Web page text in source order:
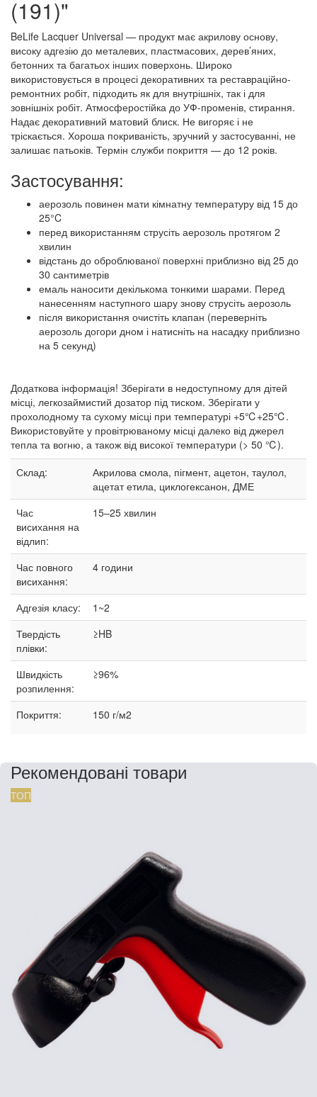
(191)"
BeLife Lacquer Universal — продукт має акрилову основу,
високу адгезію до металевих, пластмасових, дерев’яних,
бетонних та багатьох інших поверхонь. Широко
використовується в процесі декоративних та реставраційно-
ремонтних робіт, підходить як для внутрішніх, так і для
зовнішніх робіт. Атмосферостійка до УФ-променів, стирання.
Надає декоративний матовий блиск. Не вигоряє і не
тріскається. Хороша покриваність, зручний у застосуванні, не
залишає патьоків. Термін служби покриття — до 12 років.
Застосування:
аерозоль повинен мати кімнатну температуру від 15 до
25°C
перед використанням струсіть аерозоль протягом 2
хвилин
відстань до оброблюваної поверхні приблизно від 25 до
30 сантиметрів
емаль наносити декількома тонкими шарами. Перед
нанесенням наступного шару знову струсіть аерозоль
після використання очистіть клапан (переверніть
аерозоль догори дном і натисніть на насадку приблизно
на 5 секунд)
Додаткова інформація! Зберігати в недоступному для дітей
місці, легкозаймистий дозатор під тиском. Зберігати у
прохолодному та сухому місці при температурі +5℃+25℃.
Використовуйте у провітрюваному місці далеко від джерел
тепла та вогню, а також від високої температури (> 50 ℃).
Склад:
Акрилова смола, пігмент, ацетон, таулол,
ацетат етила, циклогексанон, ДМЕ
Час
висихання на
відлип:
15–25 хвилин
Час повного
висихання:
4 години
Адгезія класу:
1~2
Твердість
плівки:
≥HB
Швидкість
розпилення:
≥96%
Покриття: 150 г/м2
Рекомендовані товари
ТОП